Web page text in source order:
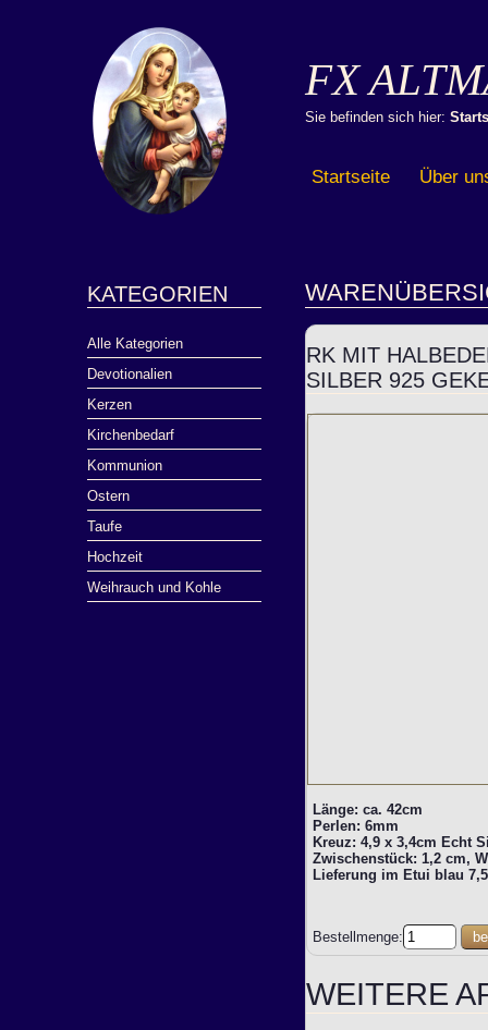
FX
Sie befinden sich hier:
Startseite Über
KATEGORIEN
Alle Kategorien
Devotionalien
Kerzen
Kirchenbedarf
Kommunion
Ostern
Taufe
Hochzeit
Weihrauch und Kohle
RK MIT
SILBER 925
Länge: ca. 42cm
Perlen: 6mm
Kreuz: 4,9 x 3,4cm Echt
Zwischenstück: 1,2 cm,
Lieferung im Etui blau
Bestellmenge:
WEITERE